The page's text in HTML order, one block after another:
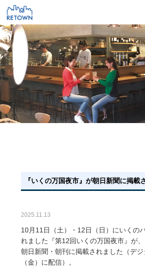
『いくの万国夜市』が朝日新聞に掲載
2025.11.13
10月11日（土）・12日（日）にいくの
れました『第12回いくの万国夜市』が
朝日新聞・朝刊に掲載されました（デジ
（金）に配信）。